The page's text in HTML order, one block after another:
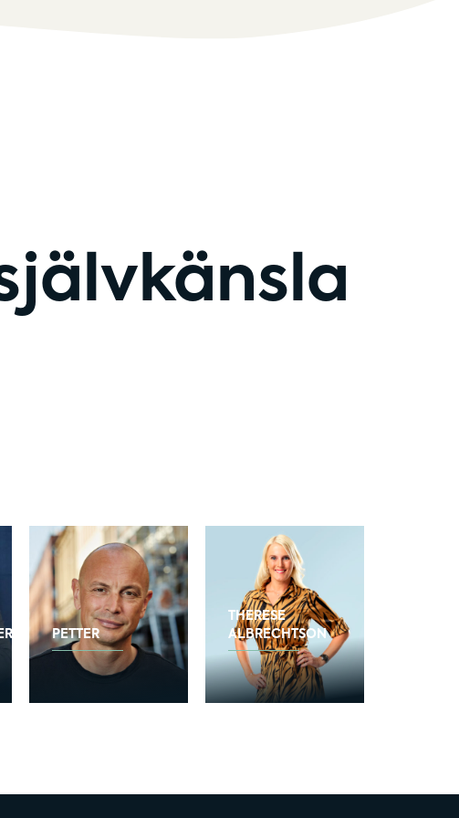
PETTER
THERESE
ALBRECHTSON